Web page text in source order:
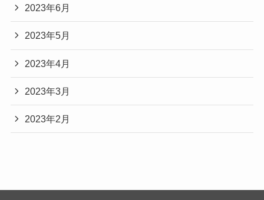
2023年6月
2023年5月
2023年4月
2023年3月
2023年2月